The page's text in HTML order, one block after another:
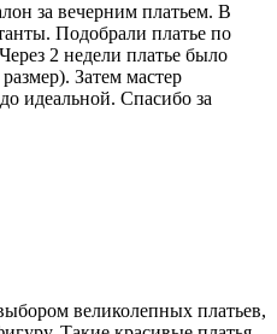
за вечерним платьем. В
Подобрали платье по
2 недели платье было
Затем мастер
идеальной. Спасибо за
великолепных платьев,